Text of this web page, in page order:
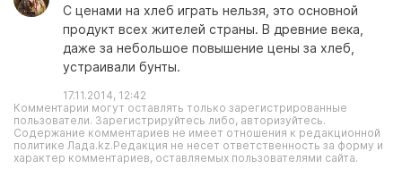
С ценами на хлеб играть нельзя, это основной
продукт всех жителей страны. В древние века,
даже за небольшое повышение цены за хлеб,
устраивали бунты.
17.11.2014, 12:42
Комментарии могут оставлять только зарегистрированные
пользователи. Зарегистрируйтесь либо, авторизуйтесь.
Содержание комментариев не имеет отношения к редакционной
политике Лада.kz.Редакция не несет ответственность за форму и
характер комментариев, оставляемых пользователями сайта.